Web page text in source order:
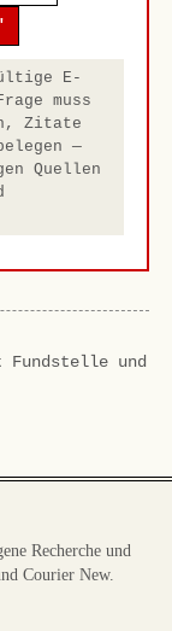
E-
muss
Zitate
—
Quellen
und
Recherche und
Courier New.